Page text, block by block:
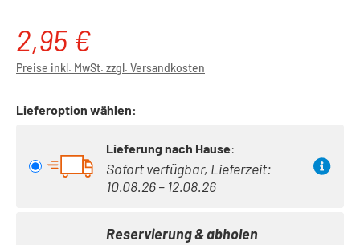
Regulärer Preis:
2,95 €
Preise inkl. MwSt. zzgl. Versandkosten
Lieferoption wählen:
Lieferung nach Hause:
Sofort verfügbar, Lieferzeit:
10.08.26 – 12.08.26
Reservierung & abholen